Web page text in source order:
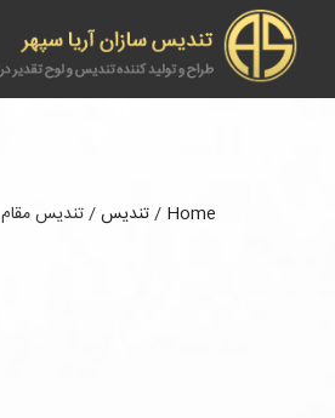
Home
/تندیس/تندیس